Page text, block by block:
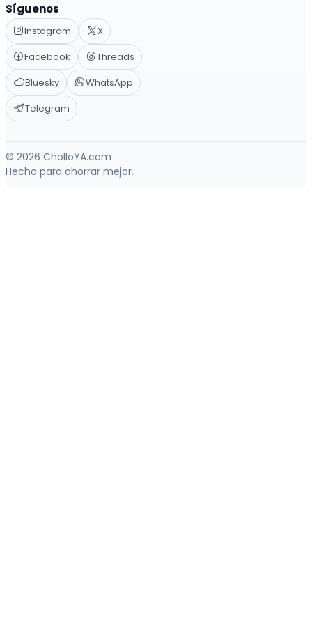
Síguenos
Instagram
X
Facebook
Threads
Bluesky
WhatsApp
Telegram
© 2026 CholloYA.com
Hecho para ahorrar mejor.